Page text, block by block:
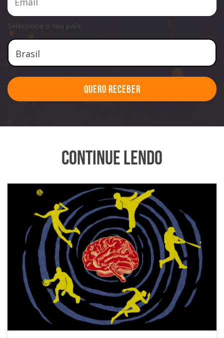
Seleccione o seu país:
Quero Receber
Continue Lendo